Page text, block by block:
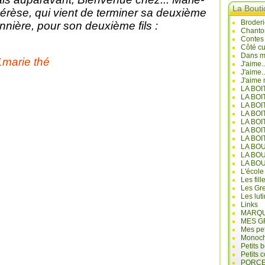
qui vient de terminer sa deuxième
pour son deuxième fils :
La
Côté
Dans
J'aime
LA
LA
LA
LA
LA
LA
LA
LA
LA
LA
Les
Les
Les
Links
MES
Mes
Petits
Petits